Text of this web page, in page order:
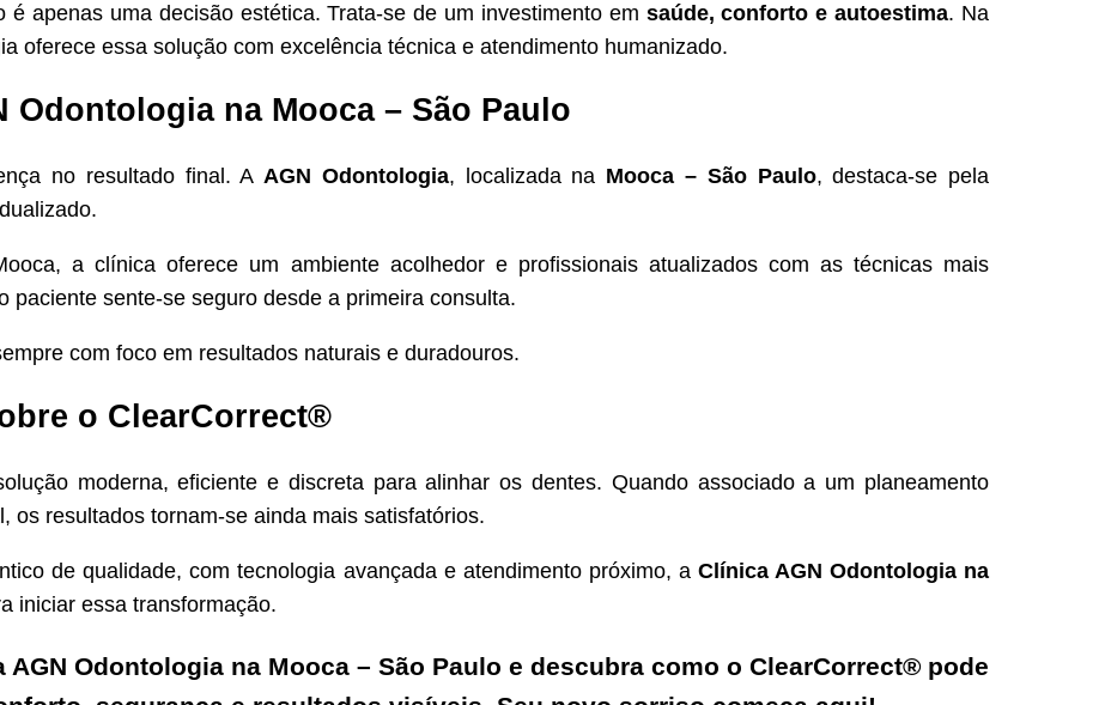
apenas uma decisão estética. Trata-se de um investimento em saúde, conforto e autoestima. Na
oferece essa solução com excelência técnica e atendimento humanizado.
Odontologia na Mooca – São Paulo
no resultado final. A AGN Odontologia, localizada na Mooca – São Paulo, destaca-se pela
a clínica oferece um ambiente acolhedor e profissionais atualizados com as técnicas mais
paciente sente-se seguro desde a primeira consulta.
com foco em resultados naturais e duradouros.
o ClearCorrect®
moderna, eficiente e discreta para alinhar os dentes. Quando associado a um planeamento
os resultados tornam-se ainda mais satisfatórios.
de qualidade, com tecnologia avançada e atendimento próximo, a Clínica AGN Odontologia na
iniciar essa transformação.
AGN Odontologia na Mooca – São Paulo e descubra como o ClearCorrect® pode